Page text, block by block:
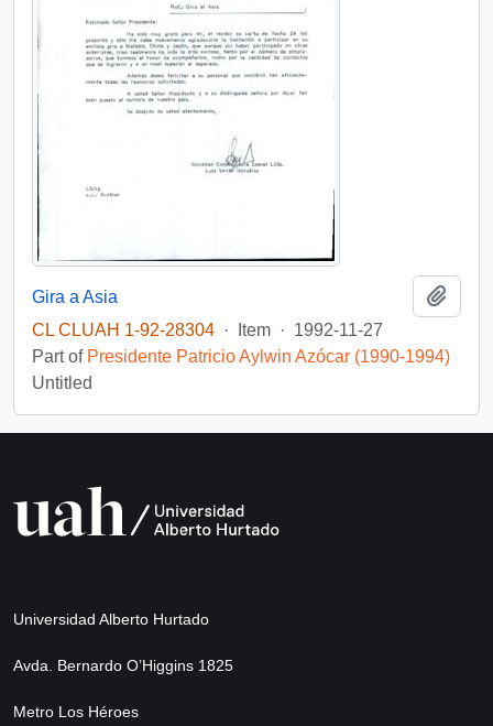
Gira a Asia
CL CLUAH 1-92-28304 · Item · 1992-11-27
Part of Presidente Patricio Aylwin Azócar (1990-1994)
Untitled
Universidad Alberto Hurtado
Avda. Bernardo O’Higgins 1825
Metro Los Héroes